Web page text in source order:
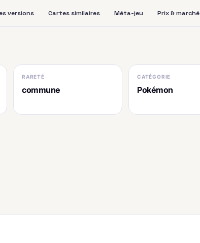
versions Cartes similaires Méta-jeu Prix & marché
RARETÉ
commune
CATÉGORIE
Pokémon